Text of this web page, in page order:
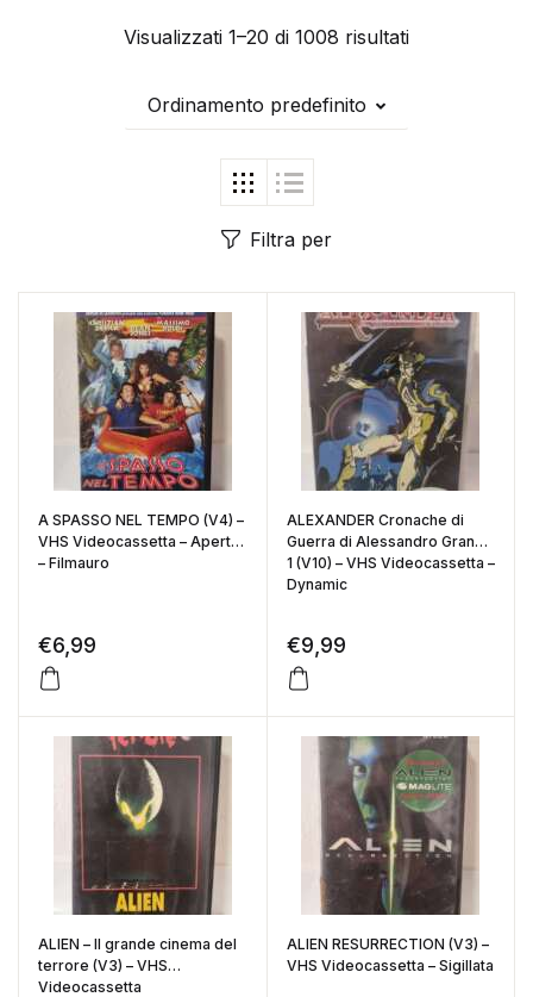
Visualizzati 1–20 di 1008 risultati
Ordinamento predefinito
Filtra per
A SPASSO NEL TEMPO (V4) –
VHS Videocassetta – Aperta
– Filmauro
€6,99
ALEXANDER Cronache di
Guerra di Alessandro Grande
1 (V10) – VHS Videocassetta –
Dynamic
€9,99
ALIEN – Il grande cinema del
terrore (V3) – VHS
Videocassetta
ALIEN RESURRECTION (V3) –
VHS Videocassetta – Sigillata